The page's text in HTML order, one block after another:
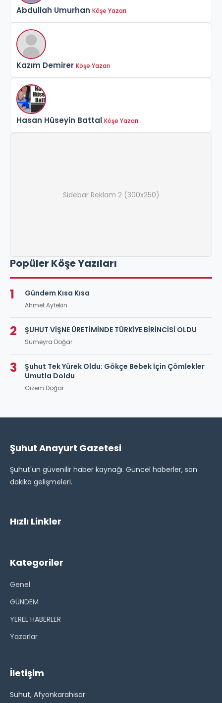
Abdullah Umurhan Köşe Yazarı
Kazım Demirer Köşe Yazarı
Hasan Hüseyin Battal Köşe Yazarı
Sidebar Reklam 2 (300x250)
Popüler Köşe Yazıları
1 Gündem Kısa Kısa
Ahmet Aytekin
2 ŞUHUT VİŞNE ÜRETİMİNDE TÜRKİYE BİRİNCİSİ OLDU
Sümeyra Doğar
3
Şuhut Tek Yürek Oldu: Gökçe Bebek İçin Çömlekler
Umutla Doldu
Gizem Doğar
Şuhut Anayurt Gazetesi
Şuhut'un güvenilir haber kaynağı. Güncel haberler, son
dakika gelişmeleri.
Hızlı Linkler
Kategoriler
Genel
GÜNDEM
YEREL HABERLER
Yazarlar
İletişim
Suhut, Afyonkarahisar